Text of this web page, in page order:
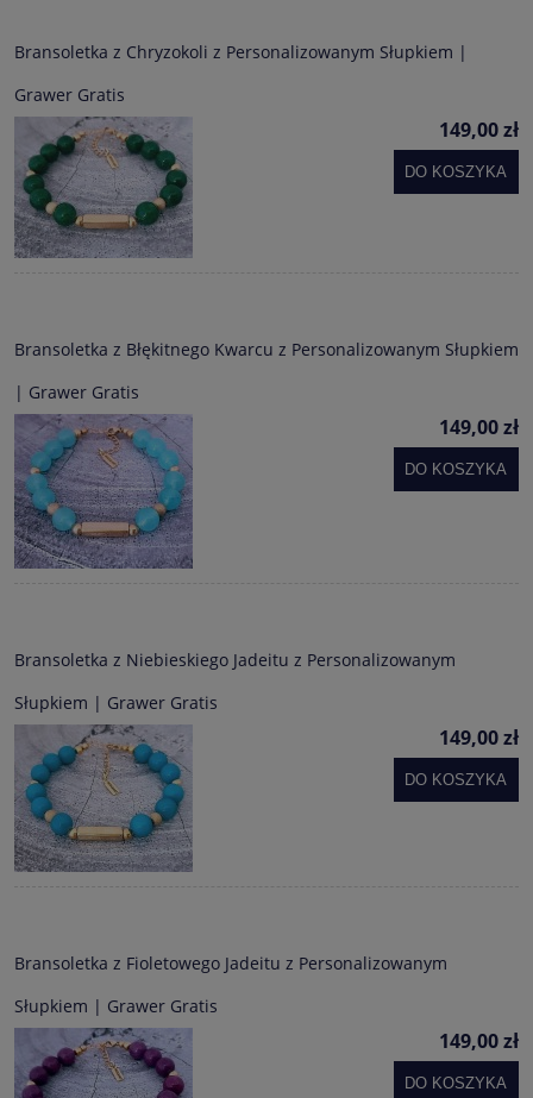
Bransoletka z Chryzokoli z Personalizowanym Słupkiem |
Grawer Gratis
149,00 zł
DO KOSZYKA
Bransoletka z Błękitnego Kwarcu z Personalizowanym Słupkiem
| Grawer Gratis
149,00 zł
DO KOSZYKA
Bransoletka z Niebieskiego Jadeitu z Personalizowanym
Słupkiem | Grawer Gratis
149,00 zł
DO KOSZYKA
Bransoletka z Fioletowego Jadeitu z Personalizowanym
Słupkiem | Grawer Gratis
149,00 zł
DO KOSZYKA